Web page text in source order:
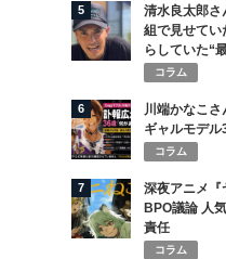
5
清水良太郎
組で見せてい
らしていた“
コラム
6
川端かなこ
ギャルモデ
コラム
7
深夜アニメ『
BPO議論 人
責任
コラム